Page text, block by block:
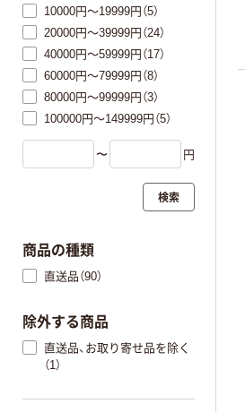
10000円～19999円（5）
20000円～39999円（24）
40000円～59999円（17）
60000円～79999円（8）
80000円～99999円（3）
100000円～149999円（5）
〜 円
検索
商品の種類
直送品（90）
除外する商品
直送品、お取り寄せ品を除く
（1）